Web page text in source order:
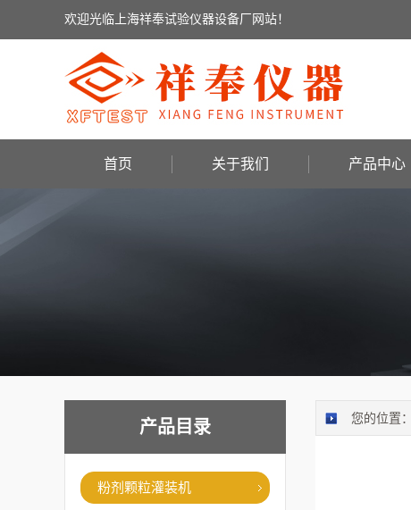
欢迎光临上海祥奉试验仪器设备厂网站！
首页 关于我们 产品中心
产品目录
粉剂颗粒灌装机
您的位置：